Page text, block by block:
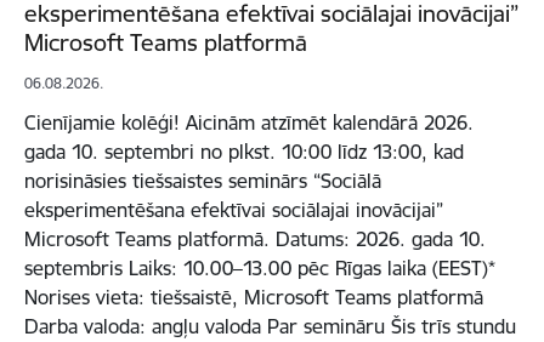
eksperimentēšana efektīvai sociālajai inovācijai”
Microsoft Teams platformā
06.08.2026.
Cienījamie kolēģi! Aicinām atzīmēt kalendārā 2026.
gada 10. septembri no plkst. 10:00 līdz 13:00, kad
norisināsies tiešsaistes seminārs “Sociālā
eksperimentēšana efektīvai sociālajai inovācijai”
Microsoft Teams platformā. Datums: 2026. gada 10.
septembris Laiks: 10.00–13.00 pēc Rīgas laika (EEST)*
Norises vieta: tiešsaistē, Microsoft Teams platformā
Darba valoda: angļu valoda Par semināru Šis trīs stundu